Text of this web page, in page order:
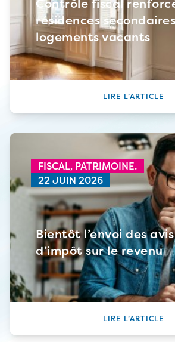
Contrôle fiscal renforcé
résidences secondaires
logements vacants
LIRE L’ARTICLE
FISCAL, PATRIMOINE.
22 JUIN 2026
Bientôt l’envoi des
d’impôt sur le revenu
LIRE L’ARTICLE